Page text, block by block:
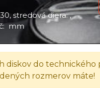
stredová diera: ,
mm
diskov do technického
rozmerov máte!